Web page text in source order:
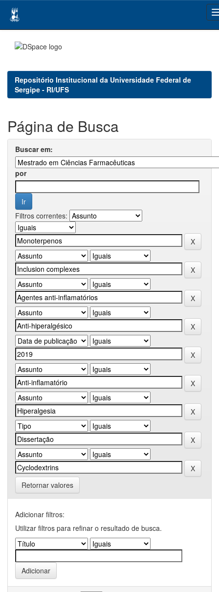
navigation
Repositório Institucional da Universidade Federal de
Sergipe - RI/UFS
Página de Busca
Buscar em:
por
Filtros correntes:
Retornar valores
Adicionar filtros:
Utilizar filtros para refinar o resultado de busca.